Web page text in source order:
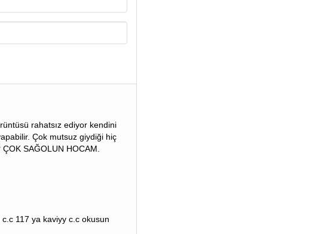
rahatsız ediyor kendini
Çok mutsuz giydiği hiç
SAĞOLUN HOCAM.
117 ya kaviyy c.c okusun